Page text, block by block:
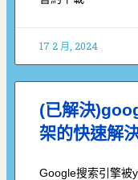
17 2 月, 2024
(已解決
架的快速解
Google搜索引擎被